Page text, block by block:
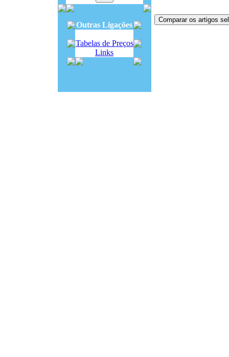
Outras Ligações
Tabelas de Preços
Links